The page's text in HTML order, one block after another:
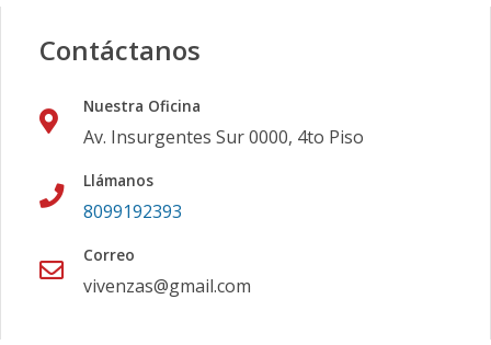
Contáctanos
Nuestra Oficina
Av. Insurgentes Sur 0000, 4to Piso
Llámanos
8099192393
Correo
vivenzas@gmail.com